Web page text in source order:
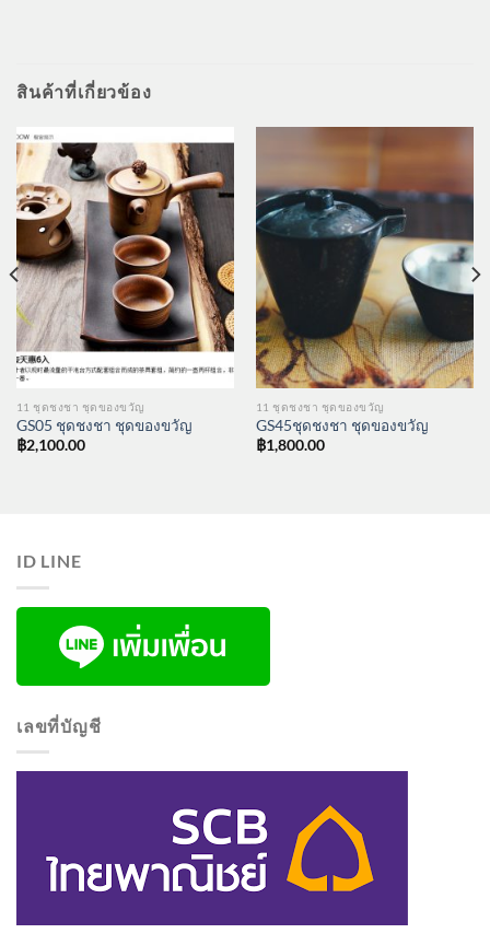
สินค้าที่เกี่ยวข้อง
11 ชุดชงชา ชุดของขวัญ
GS05 ชุดชงชา ชุดของขวัญ
฿2,100.00
11 ชุดชงชา ชุดของขวัญ
GS45ชุดชงชา ชุดของขวัญ
฿1,800.00
ID LINE
เลขที่บัญชี